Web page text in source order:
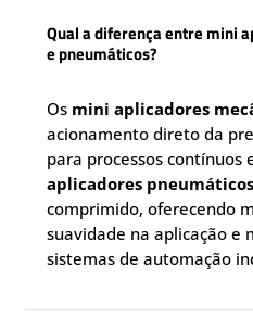
Qual a diferença entre mini
e pneumáticos?
Os mini aplicadores
acionamento direto da
para processos contínuos
aplicadores pneumáticos
comprimido, oferecendo
suavidade na aplicação e
sistemas de automação